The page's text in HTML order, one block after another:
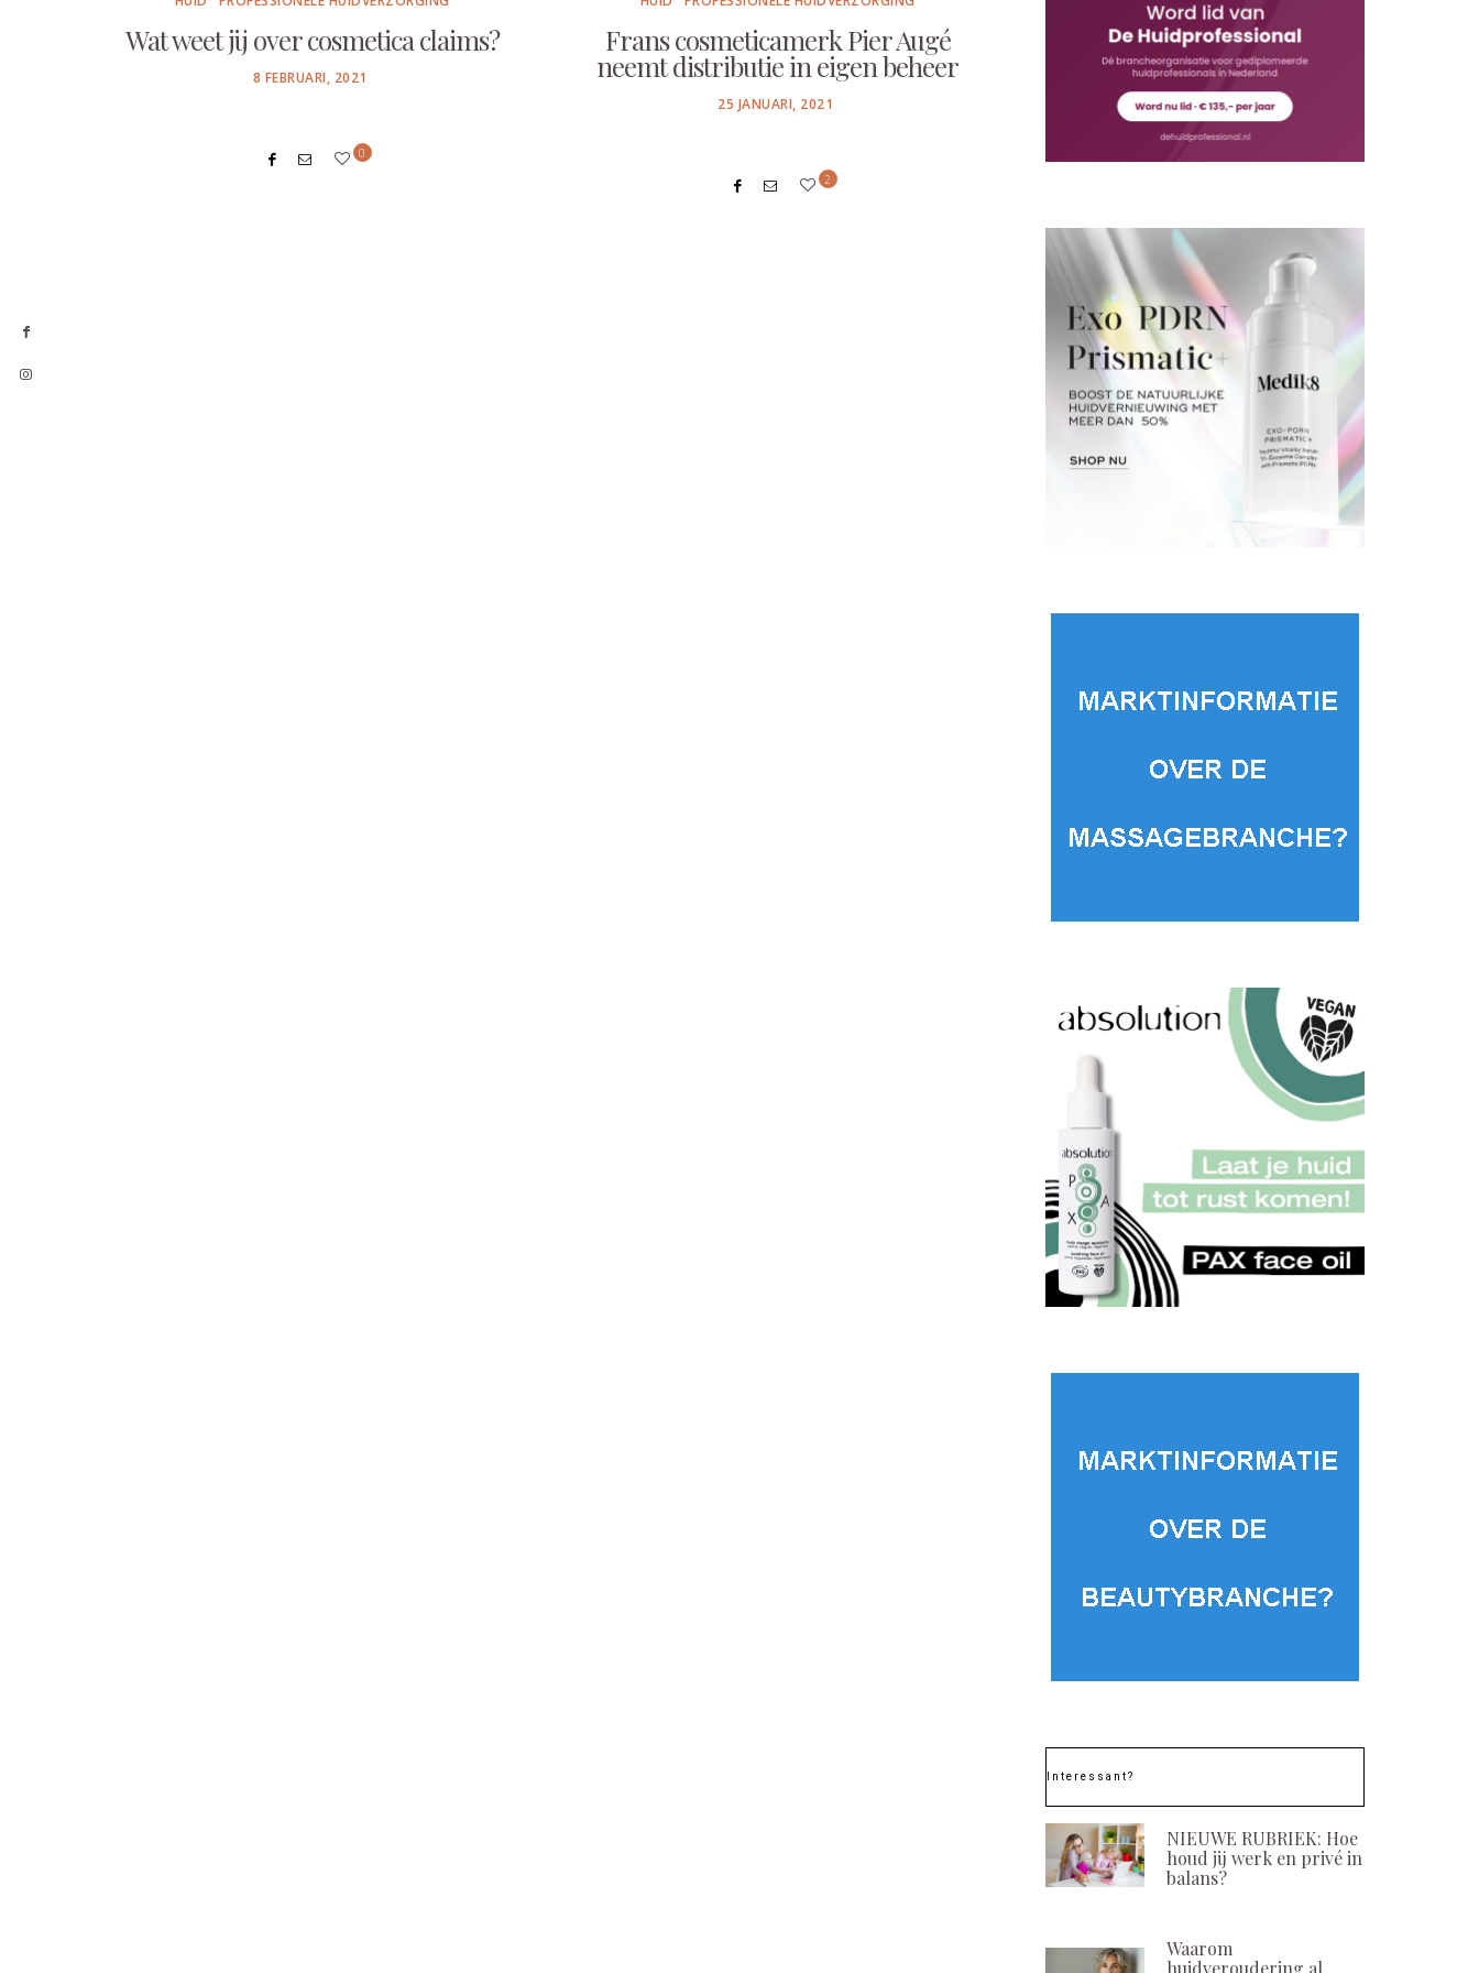
Wat weet jij over cosmetica claims?
POSTED
8 FEBRUARI, 2021
0
Frans cosmeticamerk Pier Augé
neemt distributie in eigen beheer
POSTED
25 JANUARI, 2021
2
Interessant?
NIEUWE RUBRIEK: Hoe
houd jij werk en privé in
balans?
Waarom
huidveroudering al